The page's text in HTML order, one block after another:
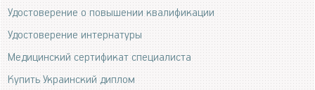
Удостоверение о повышении квалификации
Удостоверение интернатуры
Медицинский сертификат специалиста
Купить Украинский диплом